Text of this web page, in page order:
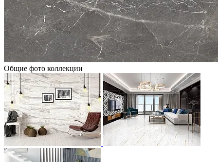
Общие фото коллекции